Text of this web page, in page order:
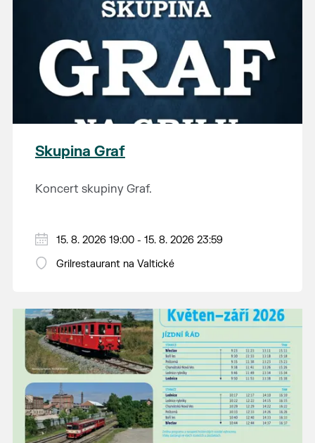
Skupina Graf
Koncert skupiny Graf.
15. 8. 2026 19:00 - 15. 8. 2026 23:59
Grilrestaurant na Valtické